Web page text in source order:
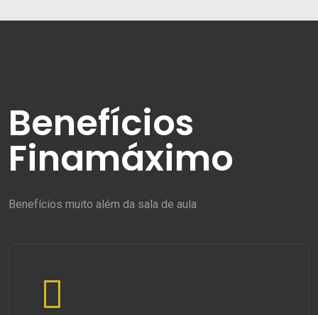
Benefícios
Finamáximo
Benefícios muito além da sala de aula